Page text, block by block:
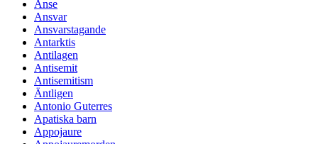
Anse
Ansvar
Ansvarstagande
Antarktis
Antilagen
Antisemit
Antisemitism
Äntligen
Antonio Guterres
Apatiska barn
Appojaure